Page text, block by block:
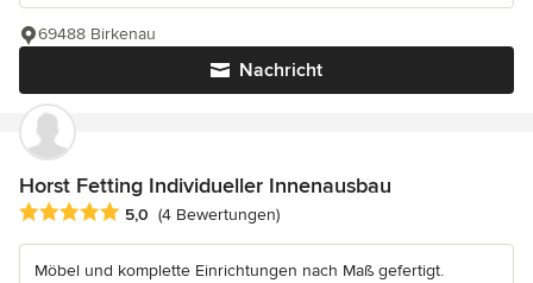
Nachricht
69488 Birkenau
Horst Fetting Individueller Innenausbau
Durchschnittliche Bewertung: 5 von 5 Sternen
5,0 (4 Bewertungen)
Möbel und komplette Einrichtungen nach Maß gefertigt.